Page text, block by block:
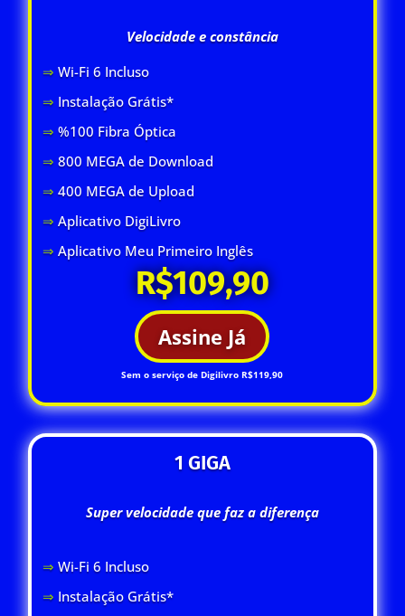
Velocidade e constância
⇒ Wi-Fi 6 Incluso
⇒ Instalação Grátis*
⇒ %100 Fibra Óptica
⇒ 800 MEGA de Download
⇒400 MEGA de Upload
⇒Aplicativo DigiLivro
⇒Aplicativo Meu Primeiro Inglês
R$109,90
Assine Já
Sem o serviço de Digilivro R$119,90
1 GIGA
Super velocidade que faz a diferença
⇒ Wi-Fi 6 Incluso
⇒ Instalação Grátis*